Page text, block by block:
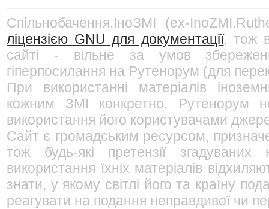
Спільнобачення.ІноЗМІ (ex-
ліцензією GNU для документації, тож
сайті - вільне за умов
гіперпосилання на Рутенорум (для
При використанні матеріалів
кожним ЗМІ конкретно. Рутенорум
використання його користувачами
Сайт є громадським ресурсом,
тож будь-які претензії
використання їхніх матеріалів
знати, у якому світлі його та країну
реагувати на подання неправдивої чи